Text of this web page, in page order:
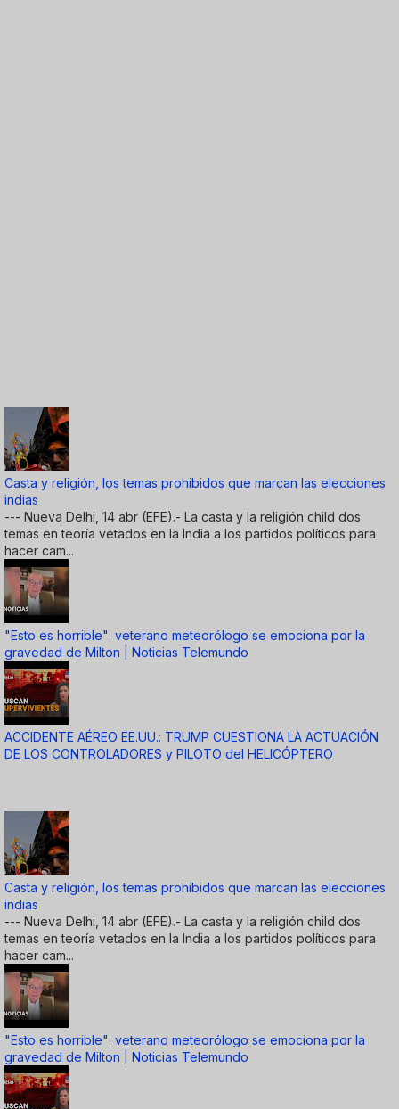
Casta y religión, los temas prohibidos que marcan las elecciones
indias
--- Nueva Delhi, 14 abr (EFE).- La casta y la religión child dos
temas en teoría vetados en la India a los partidos políticos para
hacer cam...
"Esto es horrible": veterano meteorólogo se emociona por la
gravedad de Milton | Noticias Telemundo
ACCIDENTE AÉREO EE.UU.: TRUMP CUESTIONA LA ACTUACIÓN
DE LOS CONTROLADORES y PILOTO del HELICÓPTERO
Casta y religión, los temas prohibidos que marcan las elecciones
indias
--- Nueva Delhi, 14 abr (EFE).- La casta y la religión child dos
temas en teoría vetados en la India a los partidos políticos para
hacer cam...
"Esto es horrible": veterano meteorólogo se emociona por la
gravedad de Milton | Noticias Telemundo